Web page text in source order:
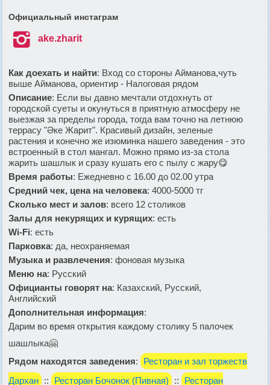
Официальный инстаграм
 ake.zharit
Как доехать и найти: Вход со стороны Айманова,чуть
выше Айманова, ориентир - Налоговая рядом
Описание: Если вы давно мечтали отдохнуть от
городской суеты и окунуться в приятную атмосферу не
выезжая за пределы города, тогда вам точно на летнюю
террасу "Әке Жарит". Красивый дизайн, зеленые
растения и конечно же изюминка нашего заведения - это
встроенный в стол мангал. Можно прямо из-за стола
жарить шашлык и сразу кушать его с пылу с жару😋
Время работы: Ежедневно с 16.00 до 02.00 утра
Средний чек, цена на человека: 4000-5000 тг
Сколько мест и залов: всего 12 столиков
Залы для некурящих и курящих: есть
Wi-Fi: есть
Парковка: да, неохраняемая
Музыка и развлечения: фоновая музыка
Меню на: Русский
Официанты говорят на: Казахский, Русский,
Английский
Дополнительная информация:
Дарим во время открытия каждому столику 5 палочек
шашлыка🤗
Рядом находятся заведения:
Ресторан и зал торжеств
Дархан :: Ресторан Бочонок (Пивная) ::
Ресторан